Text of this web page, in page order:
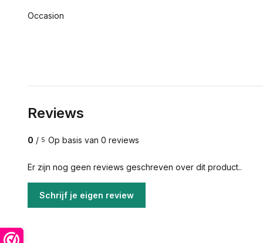
Occasion
Reviews
0 / 5 Op basis van 0 reviews
Er zijn nog geen reviews geschreven over dit product..
Schrijf je eigen review